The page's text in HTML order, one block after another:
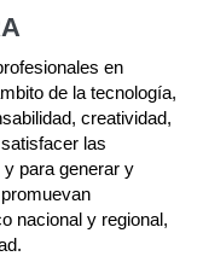
en
de la tecnología,
creatividad,
las
para generar y
nacional y regional,